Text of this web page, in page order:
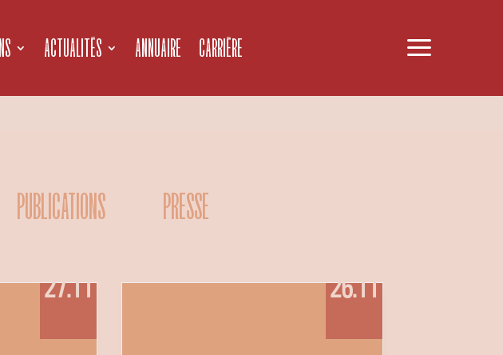
ACTUALITÉS ANNUAIRE CARRIÈRE a
PUBLICATIONS PRESSE
26.11
27.11